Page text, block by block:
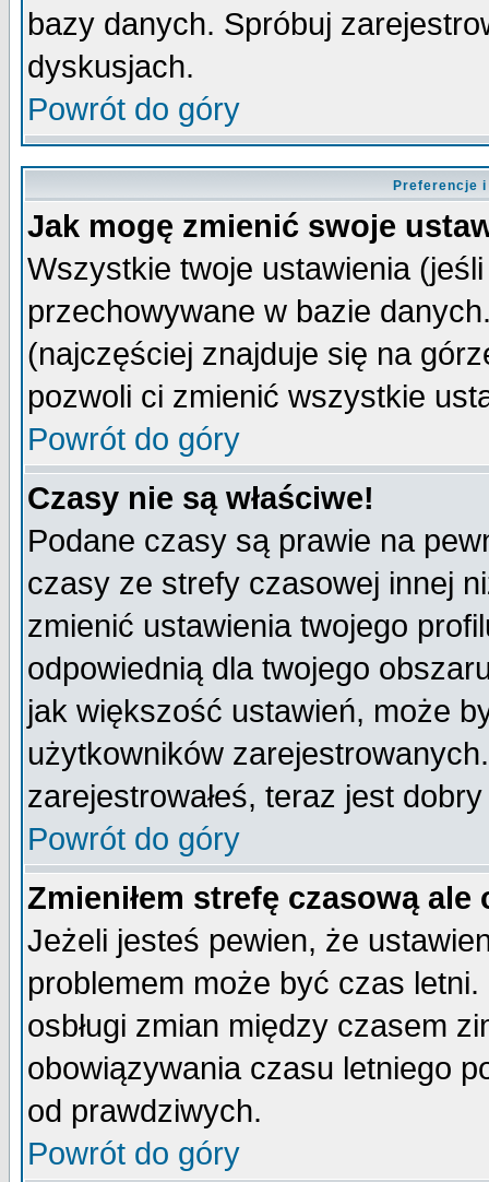
bazy danych. Spróbuj
dyskusjach.
Powrót do góry
Preferencje
Jak mogę zmienić swoje
Wszystkie twoje ustawienia
przechowywane w bazie
(najczęściej znajduje się na
pozwoli ci zmienić wszystkie
Powrót do góry
Czasy nie są właściwe!
Podane czasy są prawie na
czasy ze strefy czasowej innej
zmienić ustawienia twojego
odpowiednią dla twojego
jak większość ustawień, może
użytkowników
zarejestrowałeś, teraz jest
Powrót do góry
Zmieniłem strefę czasową
Jeżeli jesteś pewien, że
problemem może być czas
osbługi zmian między czasem
obowiązywania czasu letniego
od prawdziwych.
Powrót do góry